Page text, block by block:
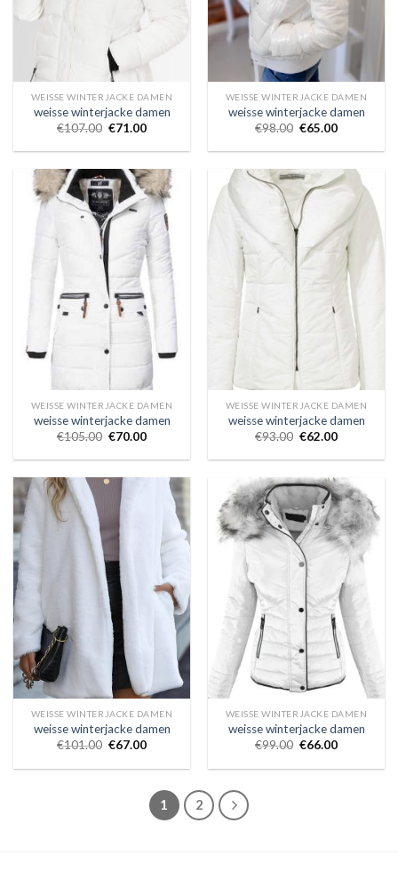
WEISSE WINTERJACKE DAMEN
weisse winterjacke damen
€107.00 €71.00
WEISSE WINTERJACKE DAMEN
weisse winterjacke damen
€98.00 €65.00
WEISSE WINTERJACKE DAMEN
weisse winterjacke damen
€105.00 €70.00
WEISSE WINTERJACKE DAMEN
weisse winterjacke damen
€93.00 €62.00
WEISSE WINTERJACKE DAMEN
weisse winterjacke damen
€101.00 €67.00
WEISSE WINTERJACKE DAMEN
weisse winterjacke damen
€99.00 €66.00
1 2